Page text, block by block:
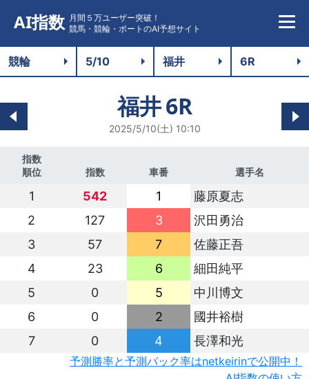
AI指数 月間５万ユーザー突破！
競馬・競輪・ボートのAI予想サイト
福井6R
2025/5/10(土) 10:10
指数
順位
指数 車番 選手名
1 542 1
藤原夏志
2
127 3
沢田勇治
3
57 7
佐藤正吾
4
23 6
細田純平
5
0 5
中川博文
6
0 2
國井裕樹
7
0 4 長澤和光
予測勝率と予測バック率はnetkeirinで公開中！